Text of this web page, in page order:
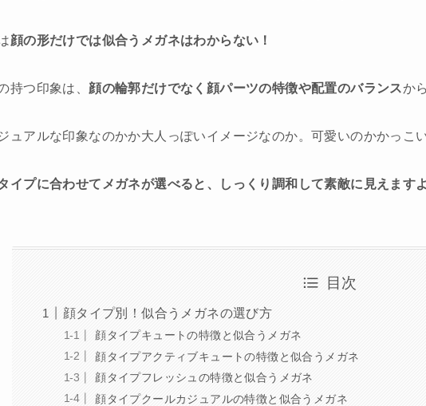
顔の形だけでは似合うメガネはわからない！
持つ印象は、 顔の輪郭だけでなく顔パーツの特徴や配置のバランスか
ュアルな印象なのかか大人っぽいイメージなのか。可愛いのかかっこ
イプに合わせてメガネが選べると、しっくり調和して素敵に見えます
目次
顔タイプ別！似合うメガネの選び方
顔タイプキュートの特徴と似合うメガネ
顔タイプアクティブキュートの特徴と似合うメガネ
顔タイプフレッシュの特徴と似合うメガネ
顔タイプクールカジュアルの特徴と似合うメガネ